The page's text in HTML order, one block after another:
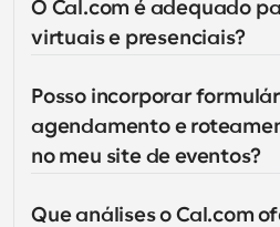
O Cal.com é adequado
virtuais e presenciais?
Posso incorporar
agendamento e
no meu site de eventos?
Que análises o Cal.com